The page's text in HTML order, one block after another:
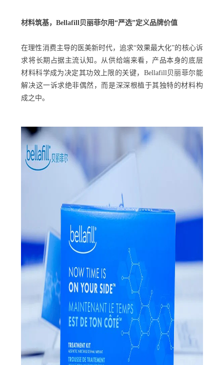
材料筑基，Bellafill贝丽菲尔用“严选”定义品牌价值
在理性消费主导的医美新时代，追求“效果最大化”的核心诉
求将长期占据主流认知。从供给端来看，产品本身的底层
材料科学成为决定其功效上限的关键，Bellafill贝丽菲尔能
解决这一诉求绝非偶然，而是深深根植于其独特的材料构
成之中。